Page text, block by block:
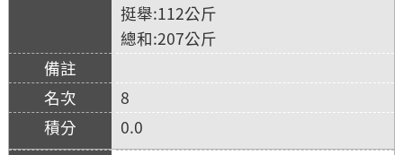
挺舉:112公斤
總和:207公斤
8
0.0